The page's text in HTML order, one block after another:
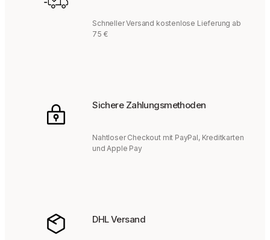
Schneller Versand kostenlose Lieferung ab
75 €
Sichere Zahlungsmethoden
Nahtloser Checkout mit PayPal, Kreditkarten
und Apple Pay
DHL Versand